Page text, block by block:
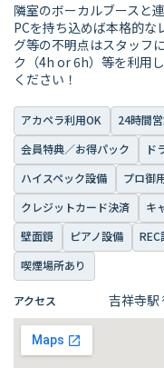
隣室のボーカルブースと
PCを持ち込めば本格的な
グ等の不明点はスタッフ
ク（4h or 6h）等を利用
ください！
アカペラ利用OK 24時間
会員特典／お得パック
ド
ハイスペック設備
プロ御
クレジットカード決済
キ
壁面鏡
ピアノ設備
喫煙場所あり
アクセス 吉祥寺駅